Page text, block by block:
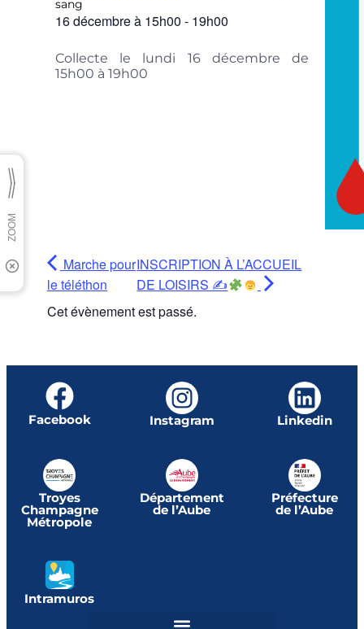
sang
16 décembreà 15h00 - 19h00
Collecte le lundi 16 décembre de
15h00 à 19h00
Marche pour
le téléthon
INSCRIPTION À L’ACCUEIL
DE LOISIRS ✍
Cet évènement est passé.
Facebook Instagram Linkedin
Troyes
Champagne
Métropole
Département
de l’Aube
Préfecture
de l’Aube
Intramuros